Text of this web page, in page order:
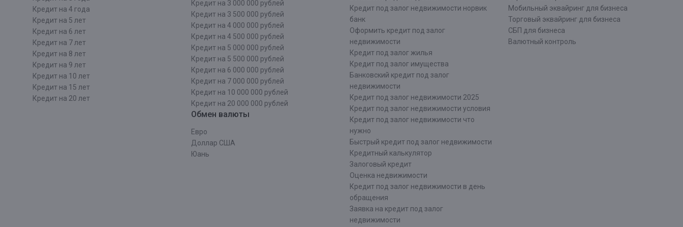
Кредит на 4 года
Кредит на 5 лет
Кредит на 6 лет
Кредит на 7 лет
Кредит на 8 лет
Кредит на 9 лет
Кредит на 10 лет
Кредит на 15 лет
Кредит на 20 лет
Кредит на 3 000 000 рублей
Кредит на 3 500 000 рублей
Кредит на 4 000 000 рублей
Кредит на 4 500 000 рублей
Кредит на 5 000 000 рублей
Кредит на 5 500 000 рублей
Кредит на 6 000 000 рублей
Кредит на 7 000 000 рублей
Кредит на 10 000 000 рублей
Кредит на 20 000 000 рублей
Обмен валюты
Евро
Доллар США
Юань
Кредит под залог недвижимости норвик
банк
Оформить кредит под залог
недвижимости
Кредит под залог жилья
Кредит под залог имущества
Банковский кредит под залог
недвижимости
Кредит под залог недвижимости 2025
Кредит под залог недвижимости условия
Кредит под залог недвижимости что
нужно
Быстрый кредит под залог недвижимости
Кредитный калькулятор
Залоговый кредит
Оценка недвижимости
Кредит под залог недвижимости в день
обращения
Заявка на кредит под залог
недвижимости
Мобильный эквайринг для бизнеса
Торговый эквайринг для бизнеса
СБП для бизнеса
Валютный контроль